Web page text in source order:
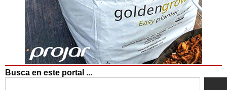
Busca en este portal ...